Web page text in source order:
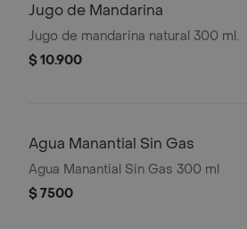
Jugo de Mandarina
Jugo de mandarina natural 300 ml.
$ 10.900
Agua Manantial Sin Gas
Agua Manantial Sin Gas 300 ml
$ 7500